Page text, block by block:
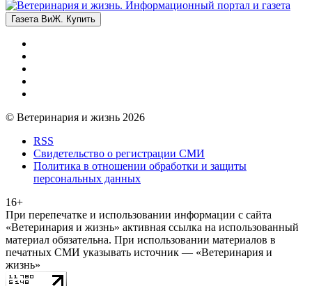
Газета ВиЖ. Купить
© Ветеринария и жизнь 2026
RSS
Свидетельство о регистрации СМИ
Политика в отношении обработки и защиты
персональных данных
16+
При перепечатке и использовании информации с сайта
«Ветеринария и жизнь» активная ссылка на использованный
материал обязательна. При использовании материалов в
печатных СМИ указывать источник — «Ветеринария и
жизнь»